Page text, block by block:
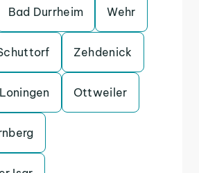
Bad Durrheim Wehr
Zehdenick
Loningen Ottweiler